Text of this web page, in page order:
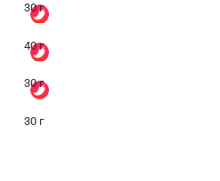
30 г
40 г
30 г
30 г